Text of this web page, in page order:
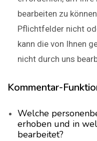
bearbeiten zu
Pflichtfelder nicht
kann die von Ihnen
nicht durch uns
Kommentar-
Welche
erhoben und in
bearbeitet?